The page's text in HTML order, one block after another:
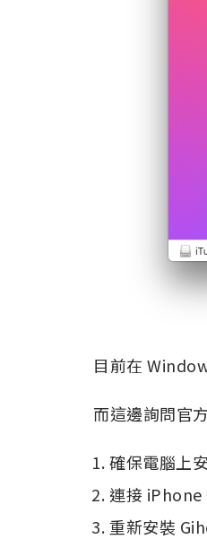
目前在
而這邊詢問官
確保電腦上
連接
重新安裝